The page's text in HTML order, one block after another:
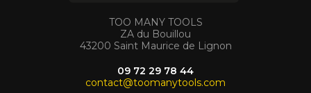
TOO MANY TOOLS
ZA du Bouillou
43200 Saint Maurice de Lignon
09 72 29 78 44
contact@toomanytools.com